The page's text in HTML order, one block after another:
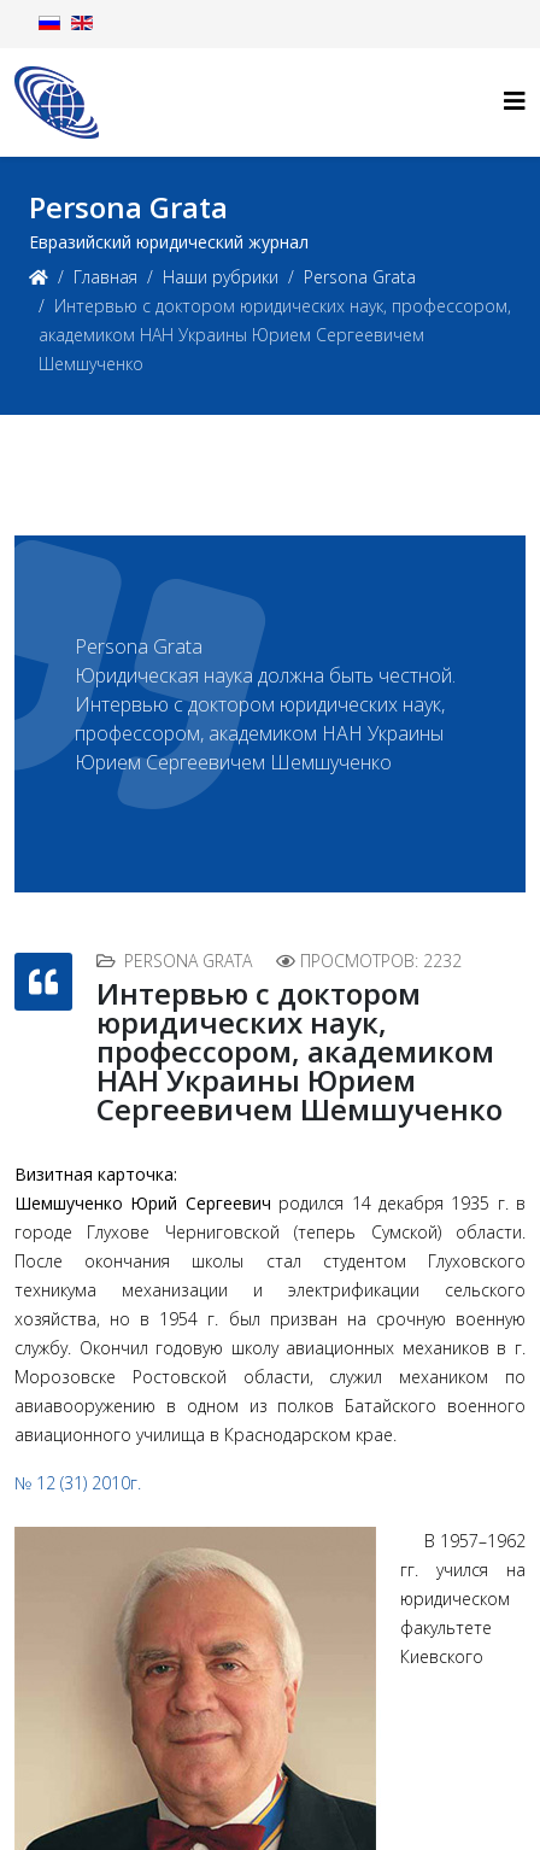
Persona Grata
Евразийский юридический журнал
Главная
Наши рубрики
Persona Grata
Интервью с доктором юридических наук, профессором,
академиком НАН Украины Юрием Сергеевичем
Шемшученко
Persona Grata
Юридическая наука должна быть честной.
Интервью с доктором юридических наук,
профессором, академиком НАН Украины
Юрием Сергеевичем Шемшученко
PERSONA GRATA ПРОСМОТРОВ: 2232
Интервью с доктором
юридических наук,
профессором, академиком
НАН Украины Юрием
Сергеевичем Шемшученко
Визитная карточка:
Шемшученко Юрий Сергеевич родился 14 декабря 1935 г. в
городе Глухове Черниговской (теперь Сумской) области.
После окончания школы стал студентом Глуховского
техникума механизации и электрификации сельского
хозяйства, но в 1954 г. был призван на срочную военную
службу. Окончил годовую школу авиационных механиков в г.
Морозовске Ростовской области, служил механиком по
авиавооружению в одном из полков Батайского военного
авиационного училища в Краснодарском крае.
№ 12 (31) 2010г.
В 1957–1962
гг. учился на
юридическом
факультете
Киевского